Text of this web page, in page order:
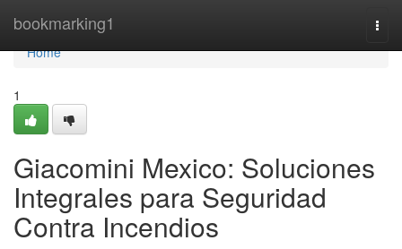
bookmarking1
Home
Home
1
Giacomini Mexico: Soluciones
Integrales para Seguridad
Contra Incendios